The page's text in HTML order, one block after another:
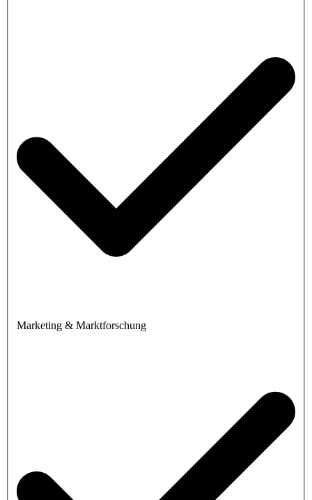
Marketing & Marktforschung